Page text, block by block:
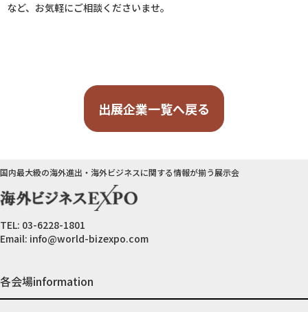
など、お気軽にご相談くださいませ。
出展企業一覧へ戻る
国内最大級の海外進出・海外ビジネスに関する情報が揃う展示会
TEL: 03-6228-1801
Email: info@world-bizexpo.com
各会場information